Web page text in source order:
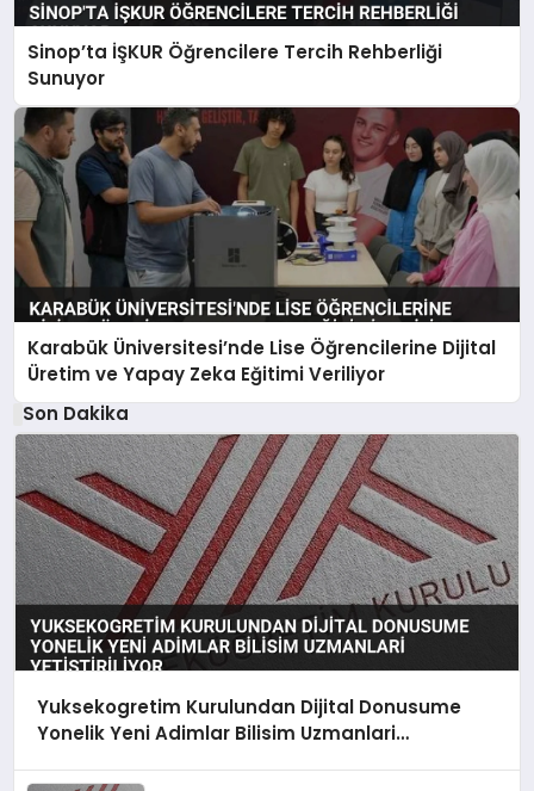
Sinop’ta İŞKUR Öğrencilere Tercih Rehberliği
Sunuyor
Karabük Üniversitesi’nde Lise Öğrencilerine Dijital
Üretim ve Yapay Zeka Eğitimi Veriliyor
Son Dakika
Yuksekogretim Kurulundan Dijital Donusume
Yonelik Yeni Adimlar Bilisim Uzmanlari